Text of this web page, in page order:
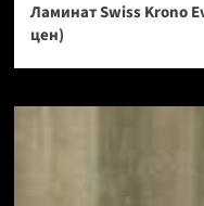
Ламинат Swiss Krono
цен)